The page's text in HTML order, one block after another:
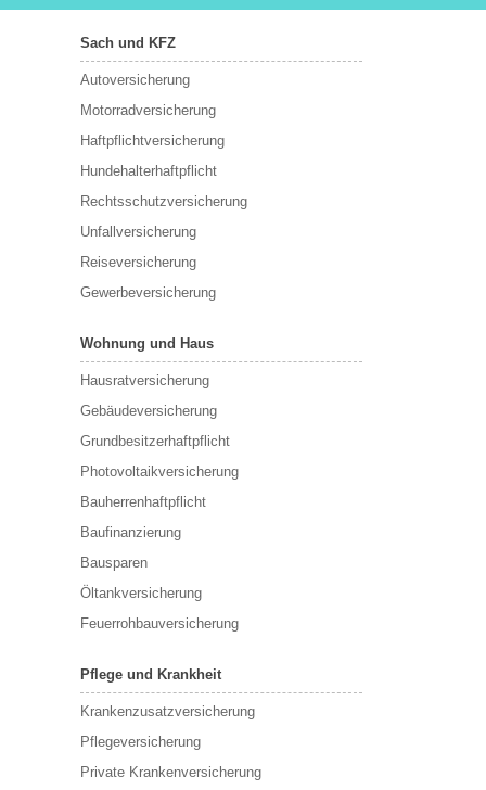
Sach und KFZ
Autoversicherung
Motorradversicherung
Haftpflichtversicherung
Hundehalterhaftpflicht
Rechtsschutzversicherung
Unfallversicherung
Reiseversicherung
Gewerbeversicherung
Wohnung und Haus
Hausratversicherung
Gebäudeversicherung
Grundbesitzerhaftpflicht
Photovoltaikversicherung
Bauherrenhaftpflicht
Baufinanzierung
Bausparen
Öltankversicherung
Feuerrohbauversicherung
Pflege und Krankheit
Krankenzusatzversicherung
Pflegeversicherung
Private Krankenversicherung